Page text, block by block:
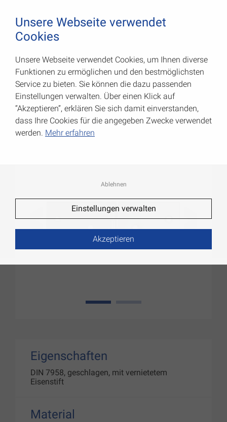
Breite Tischbänder
Art.-Nr.: 000705180Z
1
Eigenschaften
DIN 7958, geschlagen, mit vernietetem
Eisenstift
Material
Unsere Webseite verwendet
Cookies
Unsere Webseite verwendet Cookies, um Ihnen diverse
Funktionen zu ermöglichen und den bestmöglichsten
Service zu bieten. Sie können die dazu passenden
Einstellungen verwalten. Über einen Klick auf
“Akzeptieren”, erklären Sie sich damit einverstanden,
dass Ihre Cookies für die angegeben Zwecke verwendet
werden. Mehr erfahren
Ablehnen
Einstellungen verwalten
Akzeptieren